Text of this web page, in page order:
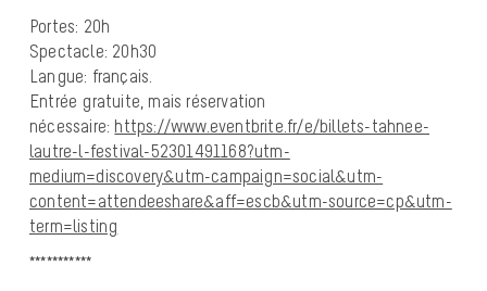
Portes: 20h
Spectacle: 20h30
Langue: français.
Entrée gratuite, mais réservation
nécessaire: https://www.eventbrite.fr/e/billets-tahnee-
lautre-l-festival-52301491168?utm-
medium=discovery&utm-campaign=social&utm-
content=attendeeshare&aff=escb&utm-source=cp&utm-
term=listing
***********